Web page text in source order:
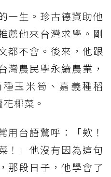
一生。珍古德資助他
薦他來台灣求學。剛
都不會。後來，他跟
灣農民學永續農業，
玉米筍、嘉義種稻
椰菜。
用台語驚呼：「欸！
！」他沒有因為這句
那段日子，他學會了